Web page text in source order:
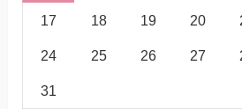
17 18 19 20
24 25 26 27
31